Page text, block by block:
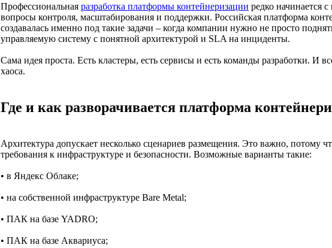
Профессиональная разработка платформы контейнеризации редко начинается
вопросы контроля, масштабирования и поддержки. Российская платформа
создавалась именно под такие задачи – когда компании нужно не просто
управляемую систему с понятной архитектурой и SLA на инциденты.
Сама идея проста. Есть кластеры, есть сервисы и есть команды разработки. И
хаоса.
Где и как разворачивается платформа
Архитектура допускает несколько сценариев размещения. Это важно, потому
требования к инфраструктуре и безопасности. Возможные варианты такие:
• в Яндекс Облаке;
• на собственной инфраструктуре Bare Metal;
• ПАК на базе YADRO;
• ПАК на базе Аквариуса;